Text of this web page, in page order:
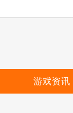
游戏资讯